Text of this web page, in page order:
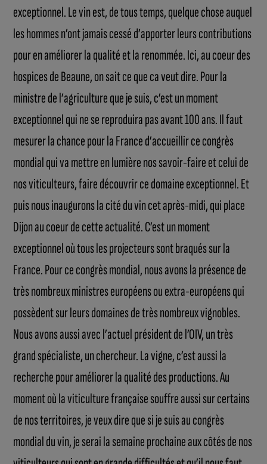
exceptionnel. Le vin est, de tous temps, quelque chose auquel
les hommes n’ont jamais cessé d’apporter leurs contributions
pour en améliorer la qualité et la renommée. Ici, au coeur des
hospices de Beaune, on sait ce que ca veut dire. Pour la
ministre de l’agriculture que je suis, c’est un moment
exceptionnel qui ne se reproduira pas avant 100 ans. Il faut
mesurer la chance pour la France d’accueillir ce congrès
mondial qui va mettre en lumière nos savoir-faire et celui de
nos viticulteurs, faire découvrir ce domaine exceptionnel. Et
puis nous inaugurons la cité du vin cet après-midi, qui place
Dijon au coeur de cette actualité. C’est un moment
exceptionnel où tous les projecteurs sont braqués sur la
France. Pour ce congrès mondial, nous avons la présence de
très nombreux ministres européens ou extra-européens qui
possèdent sur leurs domaines de très nombreux vignobles.
Nous avons aussi avec l’actuel président de l’OIV, un très
grand spécialiste, un chercheur. La vigne, c’est aussi la
recherche pour améliorer la qualité des productions. Au
moment où la viticulture française souffre aussi sur certains
de nos territoires, je veux dire que si je suis au congrès
mondial du vin, je serai la semaine prochaine aux côtés de nos